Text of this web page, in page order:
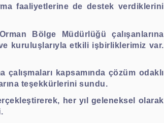
faaliyetlerine de destek verdiklerini
Bölge Müdürlüğü çalışanlarına
kuruluşlarıyla etkili işbirliklerimiz var.
kapsamında çözüm odaklı
teşekkürlerini sundu.
her yıl geleneksel olarak